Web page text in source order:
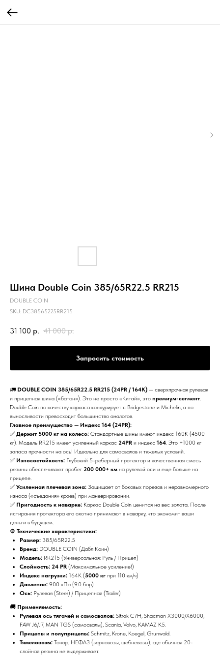
Шина Double Coin 385/65R22.5 RR215
DOUBLE COIN
SKU: DC38565225RR215
31 100 р. 41 000 р.
Запросить стоимость
🚛 DOUBLE COIN 385/65R22.5 RR215 (24PR / 164K) — сверхпрочная рулевая
и прицепная шина («батон»). Это не просто «Китай», это премиум-сегмент.
Double Coin по качеству каркаса конкурирует с Bridgestone и Michelin, а по
выносливости превосходит большинство аналогов.
Главное преимущество — Индекс 164 (24PR):
✅ Держит 5000 кг на колесо: Стандартные шины имеют индекс 160K (4500
кг). Модель RR215 имеет усиленный каркас 24PR и индекс 164. Это +1000 кг
запаса прочности на ось! Идеально для самосвалов и тяжелых условий.
✅ Износостойкость: Глубокий 5-реберный протектор и качественная смесь
резины обеспечивают пробег 200 000+ км на рулевой оси и еще больше на
прицепе.
✅ Усиленная плечевая зона: Защищает от боковых порезов и неравномерного
износа («съедания» краев) при маневрировании.
✅ Пригодность к наварке: Каркас Double Coin ценится на вес золота. После
истирания протектора его охотно принимают в наварку, что экономит ваши
деньги в будущем.
⚙️ Технические характеристики:
Размер: 385/65R22.5
Бренд: DOUBLE COIN (Дабл Коин)
Модель: RR215 (Универсальная: Руль / Прицеп)
Слойность: 24 PR (Максимальное усиление!)
Индекс нагрузки: 164K (5000 кг при 110 км/ч)
Давление: 900 кПа (9.0 бар)
Ось: Рулевая (Steer) / Прицепная (Trailer)
🚚 Применяемость:
Рулевая ось тягачей и самосвалов: Sitrak C7H, Shacman X3000/X6000,
FAW J6/J7, MAN TGS (самосвалы), Scania, Volvo, KAMAZ K5.
Прицепы и полуприцепы: Schmitz, Krone, Koegel, Grunwald.
Тяжеловозы: Тонар, НЕФАЗ (зерновозы, щебневозы), где обычная 20-
слойная резина не выдерживает.